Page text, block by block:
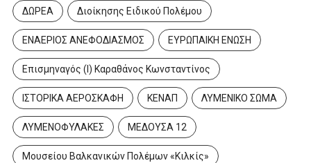
ΔΩΡΕΑ Διοίκησης Ειδικού Πολέμου
ΕΝΑΕΡΙΟΣ ΑΝΕΦΟΔΙΑΣΜΟΣ ΕΥΡΩΠΑΙΚΗ ΕΝΩΣΗ
Επισμηναγός (Ι) Καραθάνος Κωνσταντίνος
ΙΣΤΟΡΙΚΑ ΑΕΡΟΣΚΑΦΗ ΚΕΝΑΠ ΛΥΜΕΝΙΚΟ ΣΩΜΑ
ΛΥΜΕΝΟΦΥΛΑΚΕΣ ΜΕΔΟΥΣΑ 12
Μουσείου Βαλκανικών Πολέμων «Κιλκίς»